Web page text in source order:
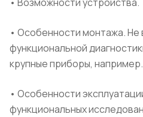
• Возможности устройства.
• Особенности монтажа.Не
функциональной
крупные приборы, например.
• Особенности
функциональных